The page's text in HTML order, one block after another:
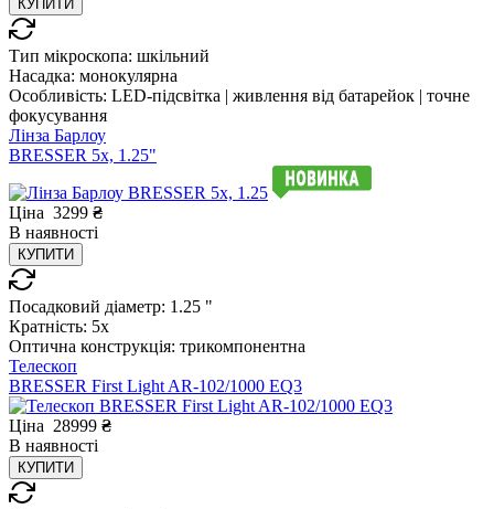
КУПИТИ
Тип мікроскопа: шкільний
Насадка: монокулярна
Особливість: LED-підсвітка | живлення від батарейок | точне
фокусування
Лінза Барлоу
BRESSER 5x, 1.25"
Ціна 3299 ₴
В наявності
КУПИТИ
Посадковий діаметр: 1.25 "
Кратність: 5x
Оптична конструкція: трикомпонентна
Телескоп
BRESSER First Light AR-102/1000 EQ3
Ціна 28999 ₴
В наявності
КУПИТИ